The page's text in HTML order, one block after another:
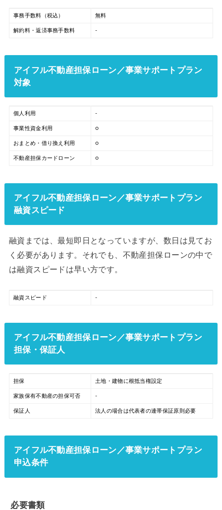
事務手数料（税込） 無料
解約料・返済事務手数料 -
アイフル不動産担保ローン／事業サポートプラン
対象
個人利用 -
事業性資金利用 ○
おまとめ・借り換え利用 ○
不動産担保カードローン ○
アイフル不動産担保ローン／事業サポートプラン
融資スピード
融資までは、最短即日となっていますが、数日は見てお
く必要があります。それでも、不動産担保ローンの中で
は融資スピードは早い方です。
融資スピード -
アイフル不動産担保ローン／事業サポートプラン
担保・保証人
担保 土地・建物に根抵当権設定
家族保有不動産の担保可否 -
保証人 法人の場合は代表者の連帯保証原則必要
アイフル不動産担保ローン／事業サポートプラン
申込条件
必要書類